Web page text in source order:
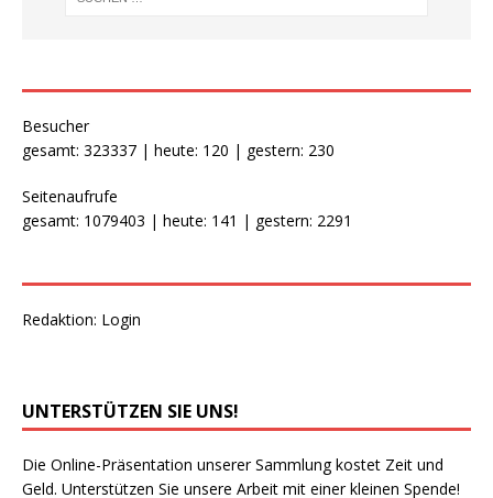
Besucher
gesamt: 323337 | heute: 120 | gestern: 230
Seitenaufrufe
gesamt: 1079403 | heute: 141 | gestern: 2291
Redaktion: Login
UNTERSTÜTZEN SIE UNS!
Die Online-Präsentation unserer Sammlung kostet Zeit und
Geld. Unterstützen Sie unsere Arbeit mit einer kleinen Spende!